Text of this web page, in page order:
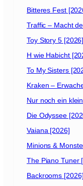
Bitteres Fest
Traffic – Macht
Toy Story 5 [2026]
H wie Habicht
To My Sisters
Kraken –
Nur noch ein
Die Odyssee
Vaiana [2026]
Minions &
The Piano Tuner
Backrooms [2026]